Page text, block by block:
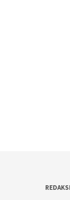
REDAKSI